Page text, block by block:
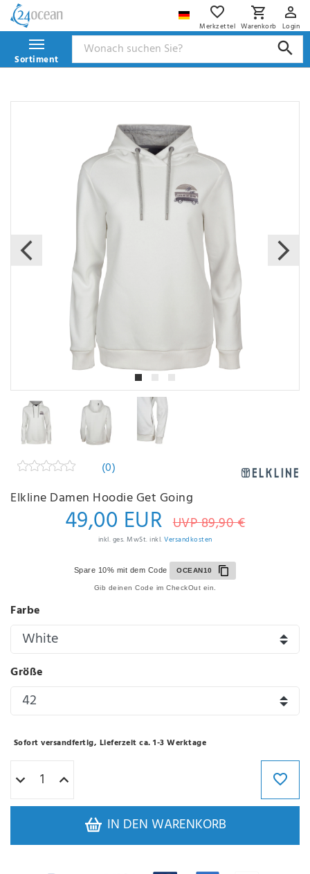
Merkzettel Warenkorb Login
Sortiment
(0)
Elkline Damen Hoodie Get Going
49,00 EUR UVP 89,90 €
inkl. ges. MwSt. inkl. Versandkosten
Spare 10% mit dem Code OCEAN10
Gib deinen Code im CheckOut ein.
Farbe
Größe
Sofort versandfertig, Lieferzeit ca. 1-3 Werktage
IN DEN WARENKORB